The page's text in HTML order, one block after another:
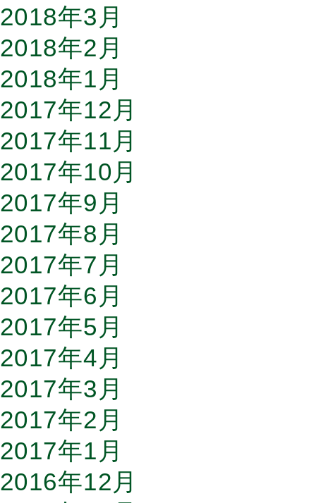
2018年3月
2018年2月
2018年1月
2017年12月
2017年11月
2017年10月
2017年9月
2017年8月
2017年7月
2017年6月
2017年5月
2017年4月
2017年3月
2017年2月
2017年1月
2016年12月